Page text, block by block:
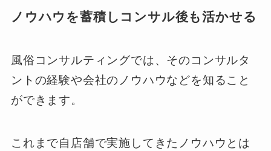
ノウハウを蓄積しコンサル後も活かせる
風俗コンサルティングでは、そのコンサルタ
ントの経験や会社のノウハウなどを知ること
ができます。
これまで自店舗で実施してきたノウハウとは